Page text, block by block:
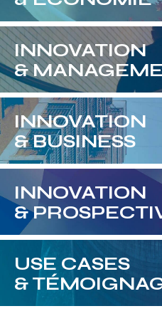
INNOVATION
&
INNOVATION
& BUSINESS
INNOVATION
&
USE CASES
&